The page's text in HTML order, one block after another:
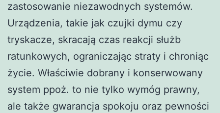
zastosowanie niezawodnych systemów.
Urządzenia, takie jak czujki dymu czy
tryskacze, skracają czas reakcji służb
ratunkowych, ograniczając straty i chroniąc
życie. Właściwie dobrany i konserwowany
system ppoż. to nie tylko wymóg prawny,
ale także gwarancja spokoju oraz pewności